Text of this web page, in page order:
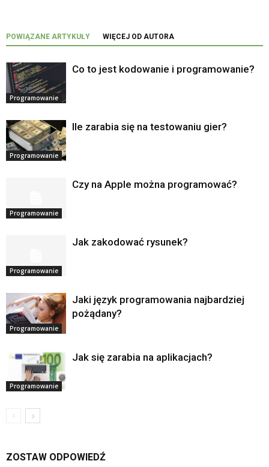
POWIĄZANE ARTYKUŁY WIĘCEJ OD AUTORA
Programowanie
Co to jest kodowanie i programowanie?
Programowanie
Ile zarabia się na testowaniu gier?
Programowanie
Czy na Apple można programować?
Programowanie
Jak zakodować rysunek?
Programowanie
Jaki język programowania najbardziej
pożądany?
Programowanie
Jak się zarabia na aplikacjach?
ZOSTAW ODPOWIEDŹ